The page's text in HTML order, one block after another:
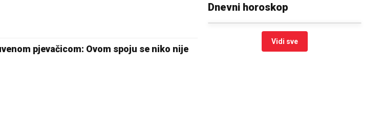
pjevačicom: Ovom spoju se niko nije
Dnevni horoskop
Vidi sve